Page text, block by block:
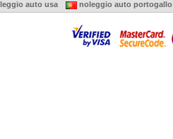
auto usa noleggio auto portogallo